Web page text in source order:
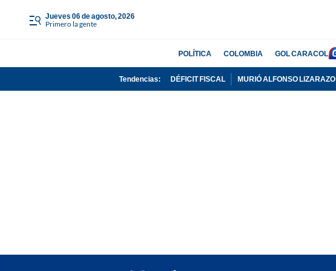
jueves 06 de agosto, 2026
Primero la gente
POLÍTICA COLOMBIA GOL CARACOL
Tendencias: DÉFICIT FISCAL MURIÓ ALFONSO LIZARAZO